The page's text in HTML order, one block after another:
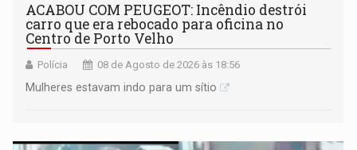
ACABOU COM PEUGEOT: Incêndio destrói
carro que era rebocado para oficina no
Centro de Porto Velho
Polícia 08 de Agosto de 2026 às 18:56
Mulheres estavam indo para um sítio